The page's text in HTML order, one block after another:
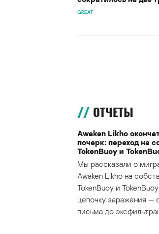
GREAT
ОТЧЕТЫ
Awaken Likho
почерк: переход на
TokenBuoy и
Мы рассказали о
Awaken Likho на
TokenBuoy и
цепочку заражения —
письма до